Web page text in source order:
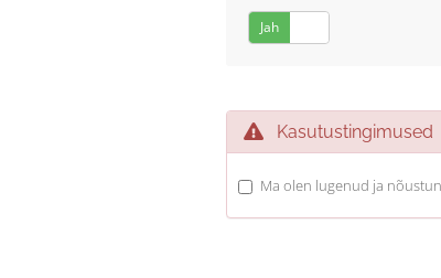
Jah
Kasutustingimused
Ma olen lugenud ja nõustun